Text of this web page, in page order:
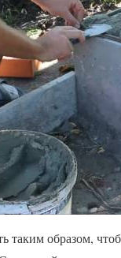
таким образом,